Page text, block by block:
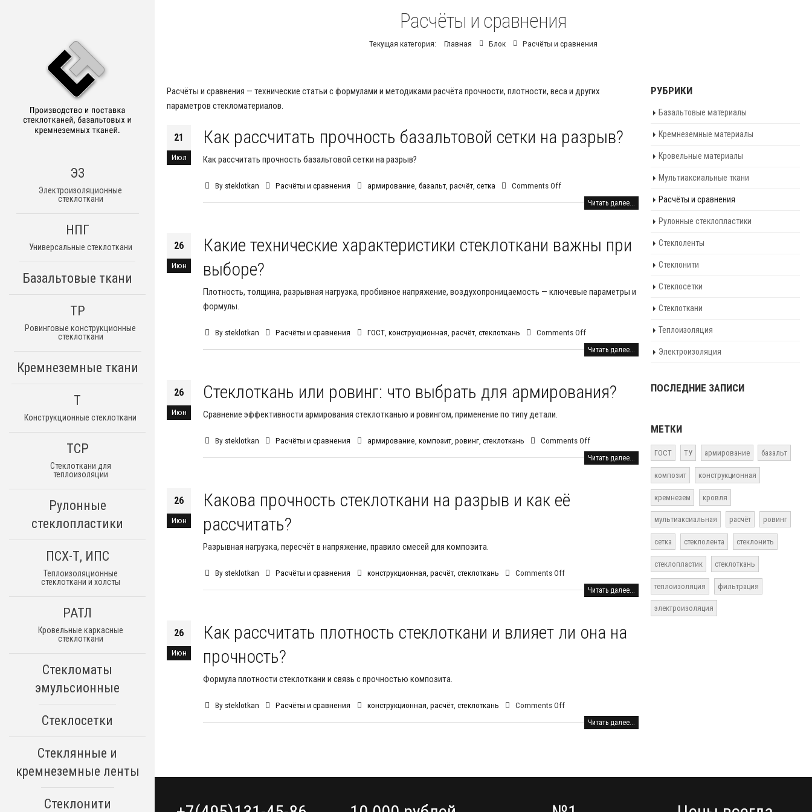
ЭЗ
Электроизоляционные
стеклоткани
НПГ
Универсальные стеклоткани
Базальтовые ткани
ТР
Ровинговые конструкционные
стеклоткани
Кремнеземные ткани
Т
Конструкционные стеклоткани
ТСР
Стеклоткани для
теплоизоляции
Рулонные
стеклопластики
ПСХ-Т, ИПС
Теплоизоляционные
стеклоткани и холсты
РАТЛ
Кровельные каркасные
стеклоткани
Стекломаты
эмульсионные
Стеклосетки
Стеклянные и
кремнеземные ленты
Стеклонити
Расчёты и сравнения
Текущая категория: Главная Блок Расчёты и сравнения
Расчёты и сравнения — технические статьи с формулами и методиками расчёта прочности, плотности, веса и других
параметров стекломатериалов.
21
Июл
Как рассчитать прочность базальтовой сетки на разрыв?
Как рассчитать прочность базальтовой сетки на разрыв?
By steklotkan Расчёты и сравнения армирование базальт, расчёт, сетка Comments Off
Читать далее...
26
Июн
Какие технические характеристики стеклоткани важны при
выборе?
Плотность, толщина, разрывная нагрузка, пробивное напряжение, воздухопроницаемость — ключевые параметры и
формулы.
By steklotkan Расчёты и сравнения ГОСТ, конструкционная расчёт, стеклоткань Comments Off
Читать далее...
26
Июн
Стеклоткань или ровинг: что выбрать для армирования?
Сравнение эффективности армирования стеклотканью и ровингом, применение по типу детали.
By steklotkan Расчёты и сравнения армирование композит, ровинг, стеклоткань Comments Off
Читать далее...
26
Июн
Какова прочность стеклоткани на разрыв и как её
рассчитать?
Разрывная нагрузка, пересчёт в напряжение, правило смесей для композита.
By steklotkan Расчёты и сравнения конструкционная расчёт, стеклоткань Comments Off
Читать далее...
26
Июн
Как рассчитать плотность стеклоткани и влияет ли она на
прочность?
Формула плотности стеклоткани и связь с прочностью композита.
By steklotkan Расчёты и сравнения конструкционная расчёт, стеклоткань Comments Off
Читать далее...
РУБРИКИ
Базальтовые материалы
Кремнеземные материалы
Кровельные материалы
Мультиаксиальные ткани
Расчёты и сравнения
Рулонные стеклопластики
Стеклоленты
Стеклонити
Стеклосетки
Стеклоткани
Теплоизоляция
Электроизоляция
ПОСЛЕДНИЕ ЗАПИСИ
МЕТКИ
ГОСТ ТУ армирование базальт
композит конструкционная
кремнезем кровля
мультиаксиальная расчёт ровинг
сетка стеклолента стеклонить
стеклопластик стеклоткань
теплоизоляция фильтрация
электроизоляция